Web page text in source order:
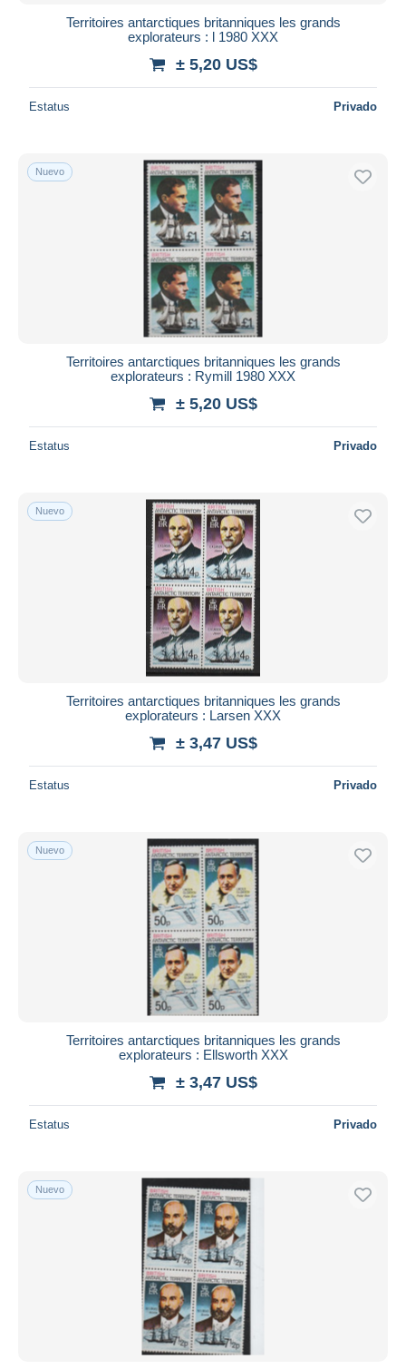
iDeal
Maestro
Residencia del vendedor
Aplicar
Territoires antarctiques britanniques les grands
explorateurs : l 1980 XXX
± 5,20 US$
Estatus Privado
Nuevo
Territoires antarctiques britanniques les grands
explorateurs : Rymill 1980 XXX
± 5,20 US$
Estatus Privado
Nuevo
Territoires antarctiques britanniques les grands
explorateurs : Larsen XXX
± 3,47 US$
Estatus Privado
Nuevo
Territoires antarctiques britanniques les grands
explorateurs : Ellsworth XXX
± 3,47 US$
Estatus Privado
Nuevo